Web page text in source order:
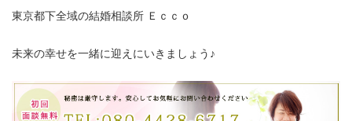
東京都下全域の結婚相談所 Ｅｃｃｏ
未来の幸せを一緒に迎えにいきましょう♪